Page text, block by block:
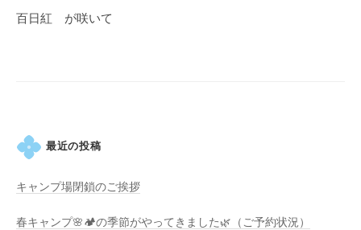
ゲ
百日紅 が咲いて
最近の投稿
キャンプ場閉鎖のご挨拶
春キャンプ🌸🏕️の季節がやってきました🌿（ご予約状況）